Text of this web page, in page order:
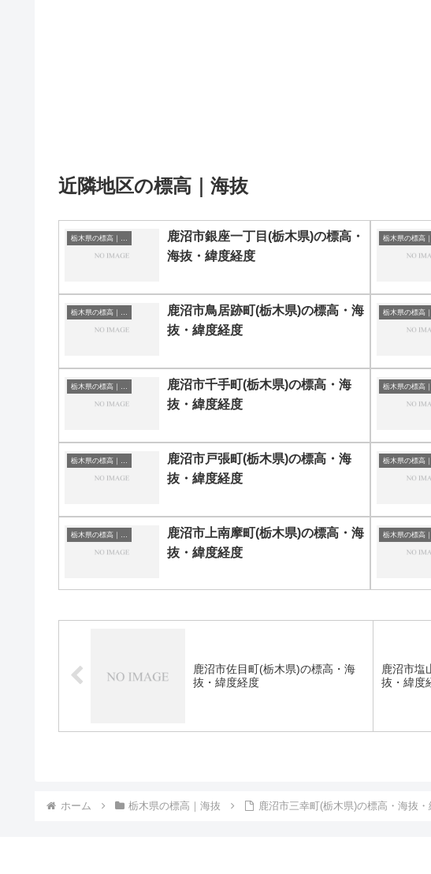
近隣地区の標高｜海抜
鹿沼市銀座一丁目(栃木県)の標高・
海抜・緯度経度
鹿沼市鳥居跡町(栃木県)の標高・海
抜・緯度経度
鹿沼市千手町(栃木県)の標高・海
抜・緯度経度
鹿沼市戸張町(栃木県)の標高・海
抜・緯度経度
鹿沼市上南摩町(栃木県)の標高・海
抜・緯度経度
鹿沼市佐目町(栃木県)の標高・海
抜・緯度経度
鹿沼市塩
抜・緯度
ホーム 栃木県の標高｜海抜 鹿沼市三幸町(栃木県)の標高・海抜